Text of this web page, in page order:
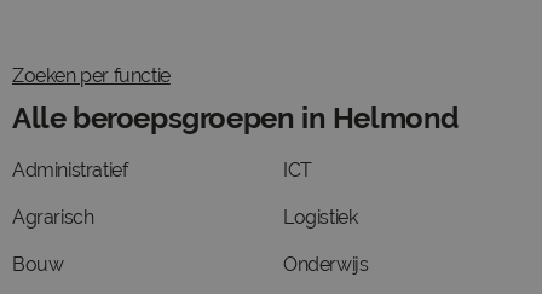
Zoeken per functie
Alle beroepsgroepen in Helmond
Administratief
Agrarisch
Bouw
ICT
Logistiek
Onderwijs